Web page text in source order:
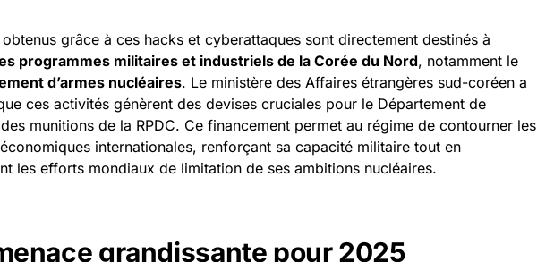
grâce à ces hacks et cyberattaques sont directement destinés à
programmes militaires et industriels de la Corée du Nord, notamment le
d’armes nucléaires. Le ministère des Affaires étrangères sud-coréen a
ces activités génèrent des devises cruciales pour le Département de
des munitions de la RPDC. Ce financement permet au régime de contourner les
internationales, renforçant sa capacité militaire tout en
les efforts mondiaux de limitation de ses ambitions nucléaires.
grandissante pour 2025